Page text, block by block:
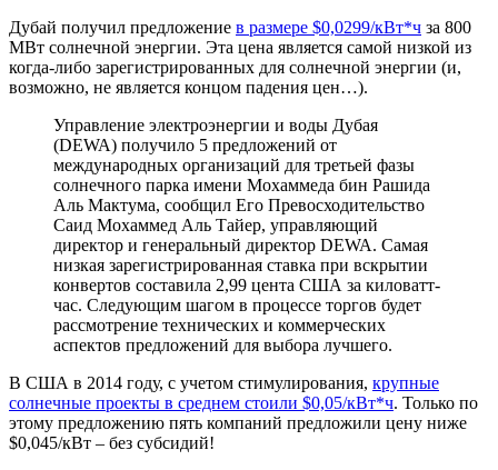
Дубай получил предложение в размере $0,0299/кВт*ч за 800
МВт солнечной энергии. Эта цена является самой низкой из
когда-либо зарегистрированных для солнечной энергии (и,
возможно, не является концом падения цен…).
Управление электроэнергии и воды Дубая
(DEWA) получило 5 предложений от
международных организаций для третьей фазы
солнечного парка имени Мохаммеда бин Рашида
Аль Мактума, сообщил Его Превосходительство
Саид Мохаммед Аль Тайер, управляющий
директор и генеральный директор DEWA. Самая
низкая зарегистрированная ставка при вскрытии
конвертов составила 2,99 цента США за киловатт-
час. Следующим шагом в процессе торгов будет
рассмотрение технических и коммерческих
аспектов предложений для выбора лучшего.
В США в 2014 году, с учетом стимулирования, крупные
солнечные проекты в среднем стоили $0,05/кВт*ч. Только по
этому предложению пять компаний предложили цену ниже
$0,045/кВт – без субсидий!